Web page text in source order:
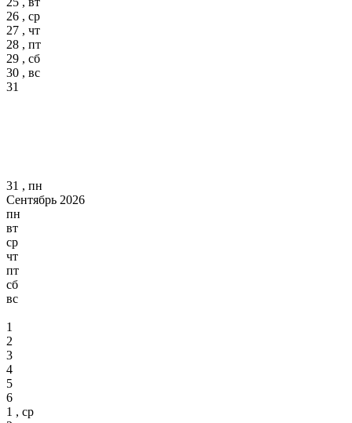
26 , ср
27 , чт
28 , пт
29 , сб
30 , вс
31
31 , пн
Сентябрь 2026
пн
вт
ср
чт
пт
сб
вс
1
2
3
4
5
6
1 , ср